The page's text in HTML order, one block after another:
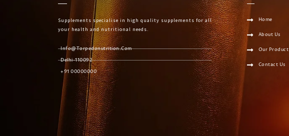
Supplements specialise in high quality supplements for all
your health and nutritional needs.
Info@torpedonutrition.com
Delhi-110092
+91 00000000
Home
About Us
Our Product
Contact Us